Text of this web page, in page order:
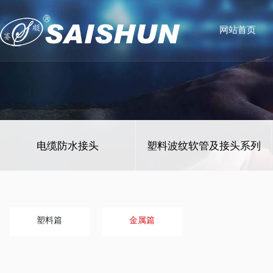
网站首页
电缆防水接头 塑料波纹软管及接头系列
塑料篇 金属篇